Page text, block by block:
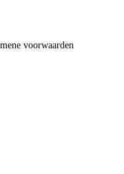
voorwaarden